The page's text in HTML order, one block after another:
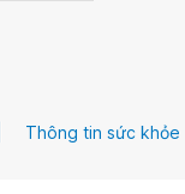
Thông tin sức khỏe